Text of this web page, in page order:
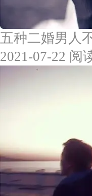
五种二婚男人
2021-07-22 阅